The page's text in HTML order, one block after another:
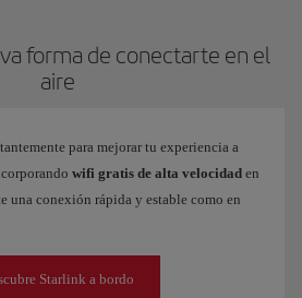
forma de conectarte en el
aire
para mejorar tu experiencia a
wifi gratis de alta velocidad en
una conexión rápida y estable como en
Starlink a bordo